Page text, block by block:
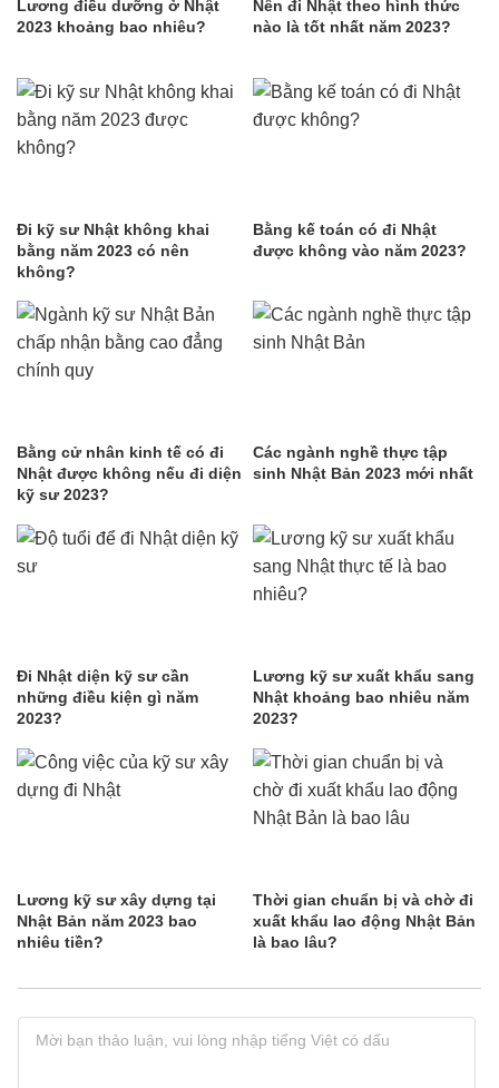
Lương điều dưỡng ở Nhật
2023 khoảng bao nhiêu?
Nên đi Nhật theo hình thức
nào là tốt nhất năm 2023?
Đi kỹ sư Nhật không khai
bằng năm 2023 có nên
không?
Bằng kế toán có đi Nhật
được không vào năm 2023?
Bằng cử nhân kinh tế có đi
Nhật được không nếu đi diện
kỹ sư 2023?
Các ngành nghề thực tập
sinh Nhật Bản 2023 mới nhất
Đi Nhật diện kỹ sư cần
những điều kiện gì năm
2023?
Lương kỹ sư xuất khẩu sang
Nhật khoảng bao nhiêu năm
2023?
Lương kỹ sư xây dựng tại
Nhật Bản năm 2023 bao
nhiêu tiền?
Thời gian chuẩn bị và chờ đi
xuất khẩu lao động Nhật Bản
là bao lâu?